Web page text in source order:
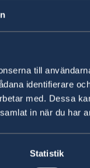
till
identifierare
med. Dessa
in när du har
Statistik
MA